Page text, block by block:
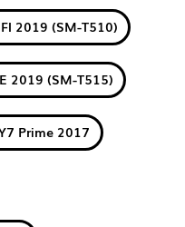
2019 (SM-T510)
2019 (SM-T515)
Prime 2017